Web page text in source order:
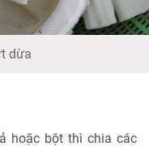
dừa
hoặc bột thì chia các